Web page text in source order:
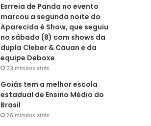
Esrreia de Panda no evento
marcou a segunda noite do
Aparecida é Show, que seguiu
no sábado (8) com shows da
dupla Cleber & Cauan e da
equipe Deboxe
23 minutos atrás
Goiás tem a melhor escola
estadual de Ensino Médio do
Brasil
26 minutos atrás